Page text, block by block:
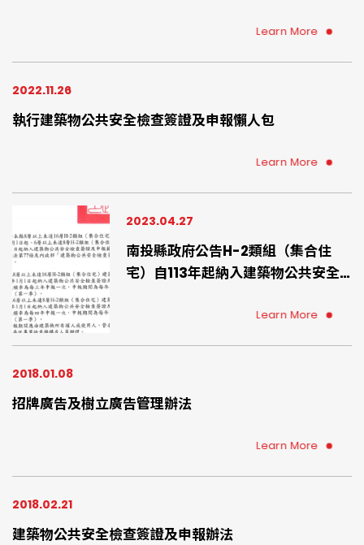
可提早準備、提早委託專業檢查機構確認您的住宅環境
Learn More
2022.11.26
執行建築物公共安全檢查簽證及申報懶人包
Learn More
2023.04.27
南投縣政府公告H-2類組（集合住
宅）自113年起納入建築物公共安全
Learn More
2018.01.08
招牌廣告及樹立廣告管理辦法
Learn More
2018.02.21
建築物公共安全檢查簽證及申報辦法